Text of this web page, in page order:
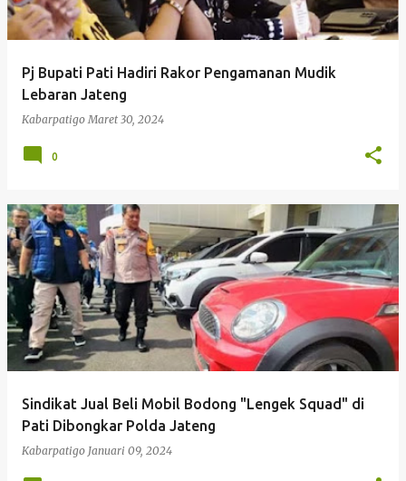
Pj Bupati Pati Hadiri Rakor Pengamanan Mudik
Lebaran Jateng
Kabarpatigo Maret 30, 2024
0
Sindikat Jual Beli Mobil Bodong "Lengek Squad" di
Pati Dibongkar Polda Jateng
Kabarpatigo Januari 09, 2024